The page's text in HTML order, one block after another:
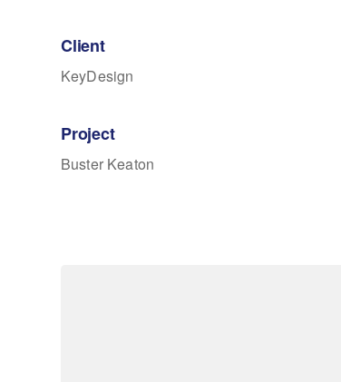
Client
KeyDesign
Project
Buster Keaton